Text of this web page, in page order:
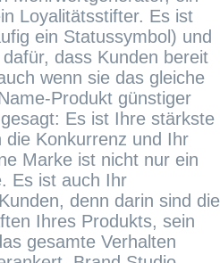
Loyalitätsstifter. Es ist
ein Statussymbol) und
dass Kunden bereit
wenn sie das gleiche
Produkt günstiger
Es ist Ihre stärkste
Konkurrenz und Ihr
Marke ist nicht nur ein
Es ist auch Ihr
denn darin sind die
Ihres Produkts, sein
gesamte Verhalten